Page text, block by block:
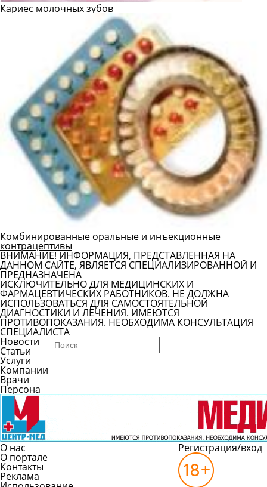
Кариес молочных зубов
Комбинированные оральные и инъекционные
контрацептивы
ВНИМАНИЕ! ИНФОРМАЦИЯ, ПРЕДСТАВЛЕННАЯ НА
ДАННОМ САЙТЕ, ЯВЛЯЕТСЯ СПЕЦИАЛИЗИРОВАННОЙ И
ПРЕДНАЗНАЧЕНА
ИСКЛЮЧИТЕЛЬНО ДЛЯ МЕДИЦИНСКИХ И
ФАРМАЦЕВТИЧЕСКИХ РАБОТНИКОВ. НЕ ДОЛЖНА
ИСПОЛЬЗОВАТЬСЯ ДЛЯ САМОСТОЯТЕЛЬНОЙ
ДИАГНОСТИКИ И ЛЕЧЕНИЯ. ИМЕЮТСЯ
ПРОТИВОПОКАЗАНИЯ. НЕОБХОДИМА КОНСУЛЬТАЦИЯ
СПЕЦИАЛИСТА
Новости
Статьи
Услуги
Компании
Врачи
Персона
О нас
О портале
Контакты
Реклама
Регистрация/вход